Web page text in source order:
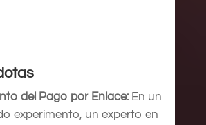
del Pago por Enlace:En un
experimento, un experto en